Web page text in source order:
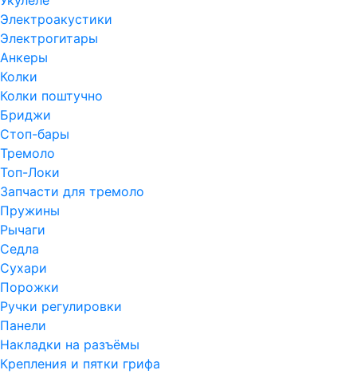
Электроакустики
Электрогитары
Анкеры
Колки
Колки поштучно
Бриджи
Стоп-бары
Тремоло
Топ-Локи
Запчасти для тремоло
Пружины
Рычаги
Седла
Сухари
Порожки
Ручки регулировки
Панели
Накладки на разъёмы
Крепления и пятки грифа